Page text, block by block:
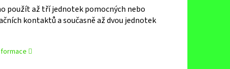
použít až tří jednotek pomocných nebo
kontaktů a současně až dvou jednotek